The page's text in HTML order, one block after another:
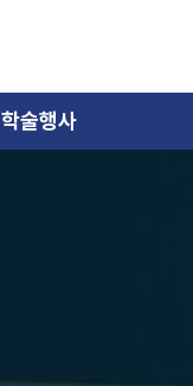
학술행사